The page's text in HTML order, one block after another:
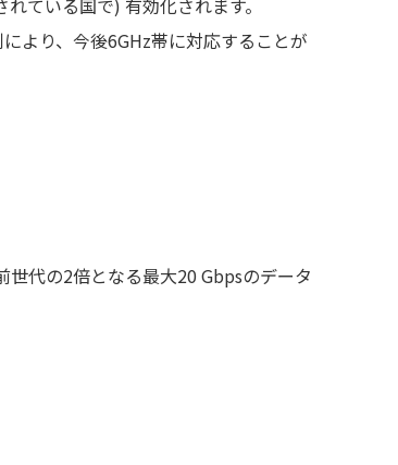
ている国で) 有効化されます。
より、今後6GHz帯に対応することが
代の2倍となる最大20 Gbpsのデータ